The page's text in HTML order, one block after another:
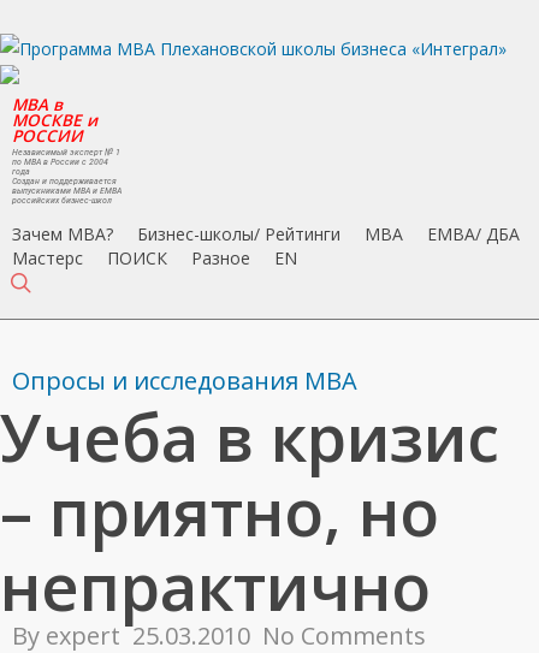
to
main
content
MBA в
МОСКВЕ и
РОССИИ
Независимый эксперт № 1
по MBA в России с 2004
года
Создан и поддерживается
выпускниками MBA и EMBA
российских бизнес-школ
Зачем MBA? Бизнес-школы/ Рейтинги MBA
EMBA/ ДБA
Мастерс
ПОИСК Разное EN
Опросы и исследования MBA
Учеба в кризис
– приятно, но
непрактично
By expert 25.03.2010 No Comments